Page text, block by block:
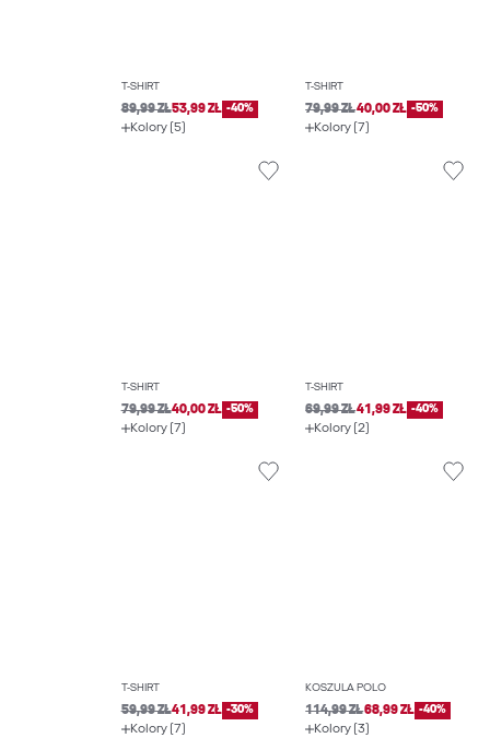
T-SHIRT
89,99 ZŁ53,99 ZŁ -40%
Kolory (5)
T-SHIRT
79,99 ZŁ40,00 ZŁ -50%
Kolory (7)
T-SHIRT
79,99 ZŁ40,00 ZŁ -50%
Kolory (7)
T-SHIRT
69,99 ZŁ41,99 ZŁ -40%
Kolory (2)
T-SHIRT
59,99 ZŁ41,99 ZŁ -30%
Kolory (7)
KOSZULA POLO
114,99 ZŁ68,99 ZŁ -40%
Kolory (3)